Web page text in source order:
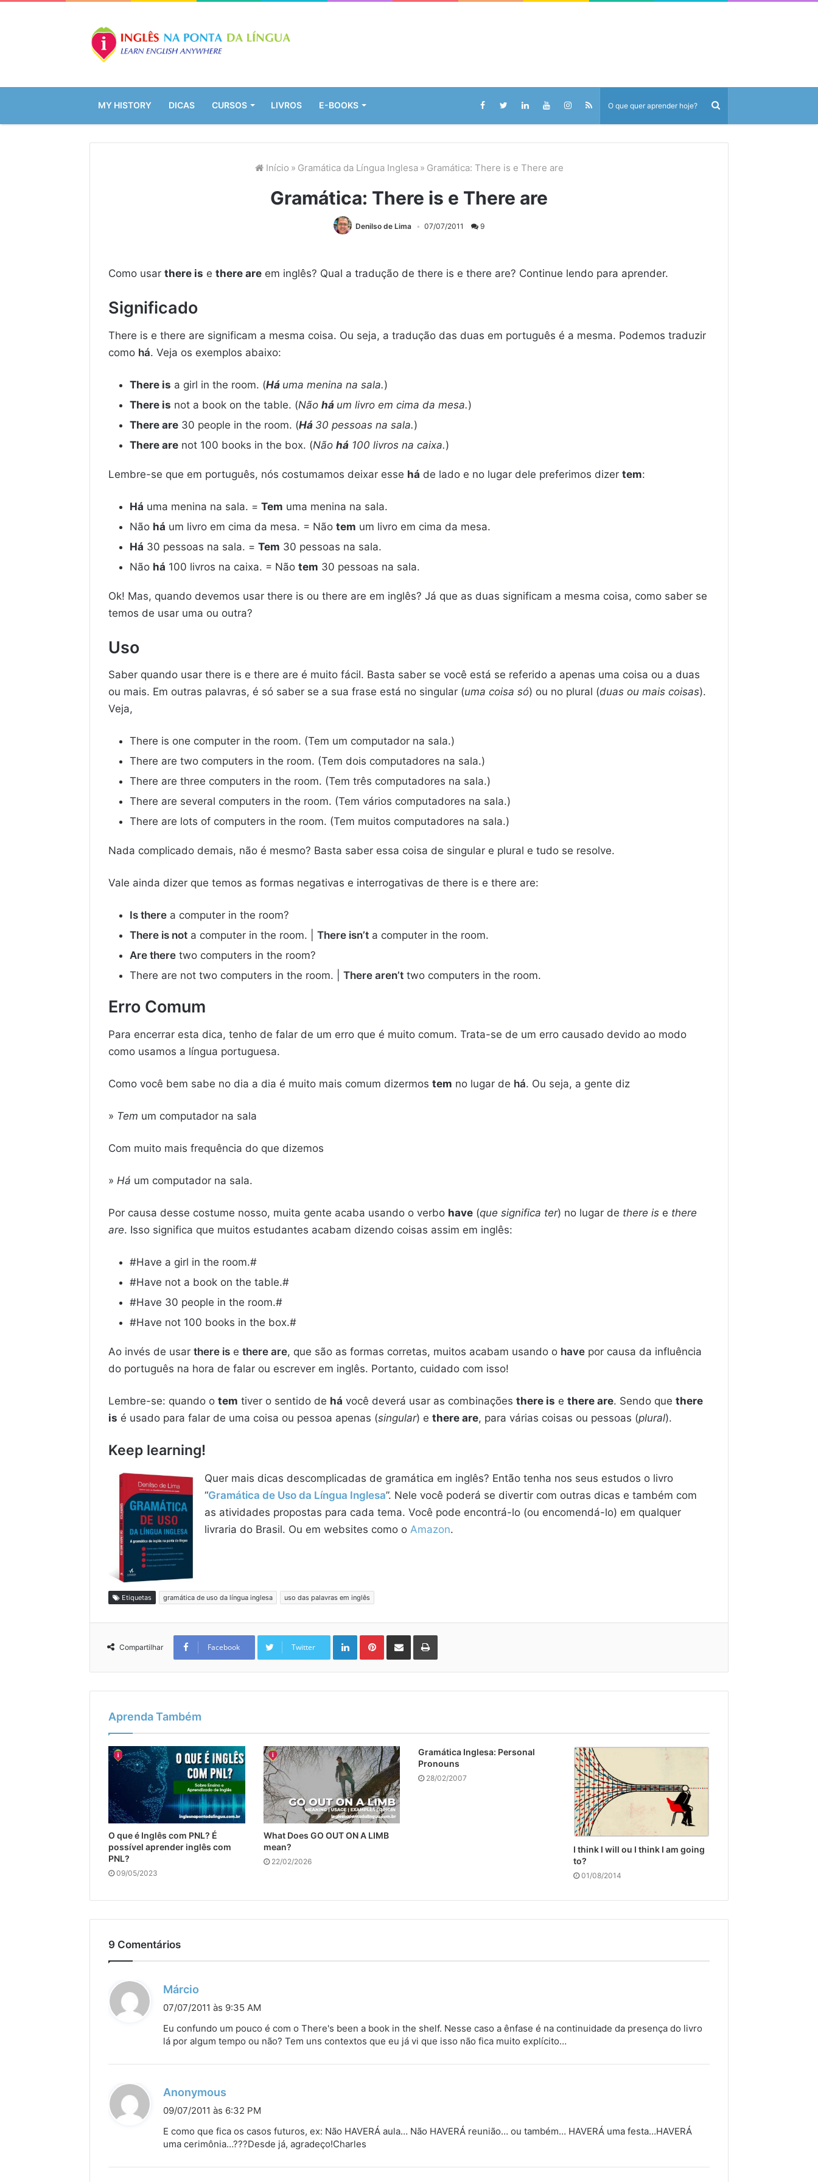
MY HISTORY DICAS CURSOS LIVROS E-BOOKS
Início » Gramática da Língua Inglesa » Gramática: There is e There are
Gramática: There is e There are
Denilso de Lima 07/07/2011 9
Como usar there is e there are em inglês? Qual a tradução de there is e there are? Continue lendo para aprender.
Significado
There is e there are significam a mesma coisa. Ou seja, a tradução das duas em português é a mesma. Podemos traduzir
como há. Veja os exemplos abaixo:
There is a girl in the room. (Há uma menina na sala.)
There is not a book on the table. (Não há um livro em cima da mesa.)
There are 30 people in the room. (Há 30 pessoas na sala.)
There are not 100 books in the box. (Não há 100 livros na caixa.)
Lembre-se que em português, nós costumamos deixar esse há de lado e no lugar dele preferimos dizer tem:
Há uma menina na sala. = Tem uma menina na sala.
Não há um livro em cima da mesa. = Não tem um livro em cima da mesa.
Há 30 pessoas na sala. = Tem 30 pessoas na sala.
Não há 100 livros na caixa. = Não tem 30 pessoas na sala.
Ok! Mas, quando devemos usar there is ou there are em inglês? Já que as duas significam a mesma coisa, como saber se
temos de usar uma ou outra?
Uso
Saber quando usar there is e there are é muito fácil. Basta saber se você está se referido a apenas uma coisa ou a duas
ou mais. Em outras palavras, é só saber se a sua frase está no singular (uma coisa só) ou no plural (duas ou mais coisas).
Veja,
There is one computer in the room. (Tem um computador na sala.)
There are two computers in the room. (Tem dois computadores na sala.)
There are three computers in the room. (Tem três computadores na sala.)
There are several computers in the room. (Tem vários computadores na sala.)
There are lots of computers in the room. (Tem muitos computadores na sala.)
Nada complicado demais, não é mesmo? Basta saber essa coisa de singular e plural e tudo se resolve.
Vale ainda dizer que temos as formas negativas e interrogativas de there is e there are:
Is there a computer in the room?
There is not a computer in the room. | There isn’t a computer in the room.
Are there two computers in the room?
There are not two computers in the room. | There aren’t two computers in the room.
Erro Comum
Para encerrar esta dica, tenho de falar de um erro que é muito comum. Trata-se de um erro causado devido ao modo
como usamos a língua portuguesa.
Como você bem sabe no dia a dia é muito mais comum dizermos tem no lugar de há. Ou seja, a gente diz
» Tem um computador na sala
Com muito mais frequência do que dizemos
» Há um computador na sala.
Por causa desse costume nosso, muita gente acaba usando o verbo have (que significa ter) no lugar de there is e there
are. Isso significa que muitos estudantes acabam dizendo coisas assim em inglês:
#Have a girl in the room.#
#Have not a book on the table.#
#Have 30 people in the room.#
#Have not 100 books in the box.#
Ao invés de usar there is e there are, que são as formas corretas, muitos acabam usando o have por causa da influência
do português na hora de falar ou escrever em inglês. Portanto, cuidado com isso!
Lembre-se: quando o tem tiver o sentido de há você deverá usar as combinações there is e there are. Sendo que there
is é usado para falar de uma coisa ou pessoa apenas (singular) e there are, para várias coisas ou pessoas (plural).
Keep learning!
Quer mais dicas descomplicadas de gramática em inglês? Então tenha nos seus estudos o livro
“Gramática de Uso da Língua Inglesa”. Nele você poderá se divertir com outras dicas e também com
as atividades propostas para cada tema. Você pode encontrá-lo (ou encomendá-lo) em qualquer
livraria do Brasil. Ou em websites como o Amazon.
Etiquetas gramática de uso da língua inglesa uso das palavras em inglês
Compartilhar Facebook Twitter
LinkedinPinterest
Compartilhar via e-mail Imprimir
Aprenda Também
O que é Inglês com PNL? É
possível aprender inglês com
PNL?
09/05/2023
What Does GO OUT ON A LIMB
mean?
22/02/2026
Gramática Inglesa: Personal
Pronouns
28/02/2007
I think I will ou I think I am going
to?
01/08/2014
9 Comentários
Márcio
i
s
07/07/2011 às 9:35 AM
Eu confundo um pouco é com o There's been a book in the shelf. Nesse caso a ênfase é na continuidade da presença do livro
lá por algum tempo ou não? Tem uns contextos que eu já vi que isso não fica muito explícito…
Anonymous
i
09/07/2011 às 6:32 PM
E como que fica os casos futuros, ex: Não HAVERÁ aula… Não HAVERÁ reunião… ou também… HAVERÁ uma festa…HAVERÁ
uma cerimônia…???Desde já, agradeço!Charles